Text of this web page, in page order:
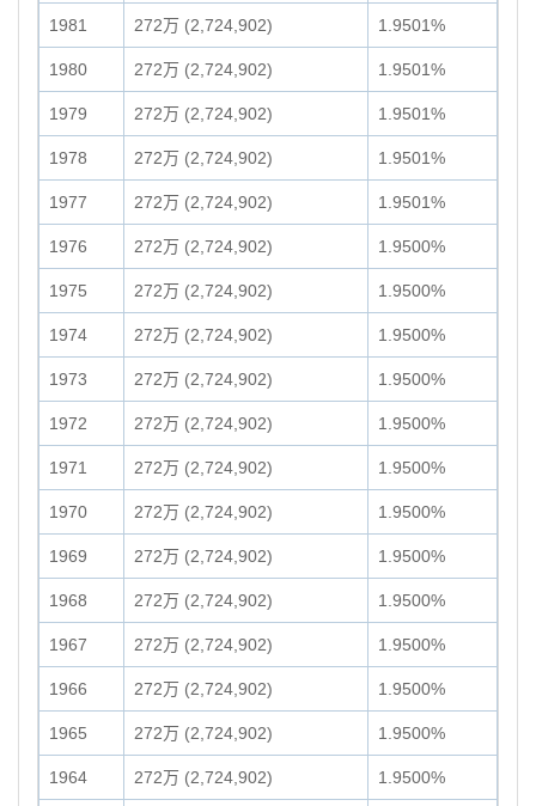
1981 272万 (2,724,902) 1.9501%
1980 272万 (2,724,902) 1.9501%
1979 272万 (2,724,902) 1.9501%
1978 272万 (2,724,902) 1.9501%
1977 272万 (2,724,902) 1.9501%
1976 272万 (2,724,902) 1.9500%
1975 272万 (2,724,902) 1.9500%
1974 272万 (2,724,902) 1.9500%
1973 272万 (2,724,902) 1.9500%
1972 272万 (2,724,902) 1.9500%
1971 272万 (2,724,902) 1.9500%
1970 272万 (2,724,902) 1.9500%
1969 272万 (2,724,902) 1.9500%
1968 272万 (2,724,902) 1.9500%
1967 272万 (2,724,902) 1.9500%
1966 272万 (2,724,902) 1.9500%
1965 272万 (2,724,902) 1.9500%
1964 272万 (2,724,902) 1.9500%